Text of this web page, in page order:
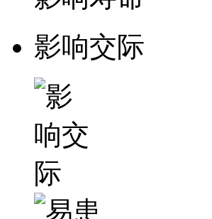
影响交际